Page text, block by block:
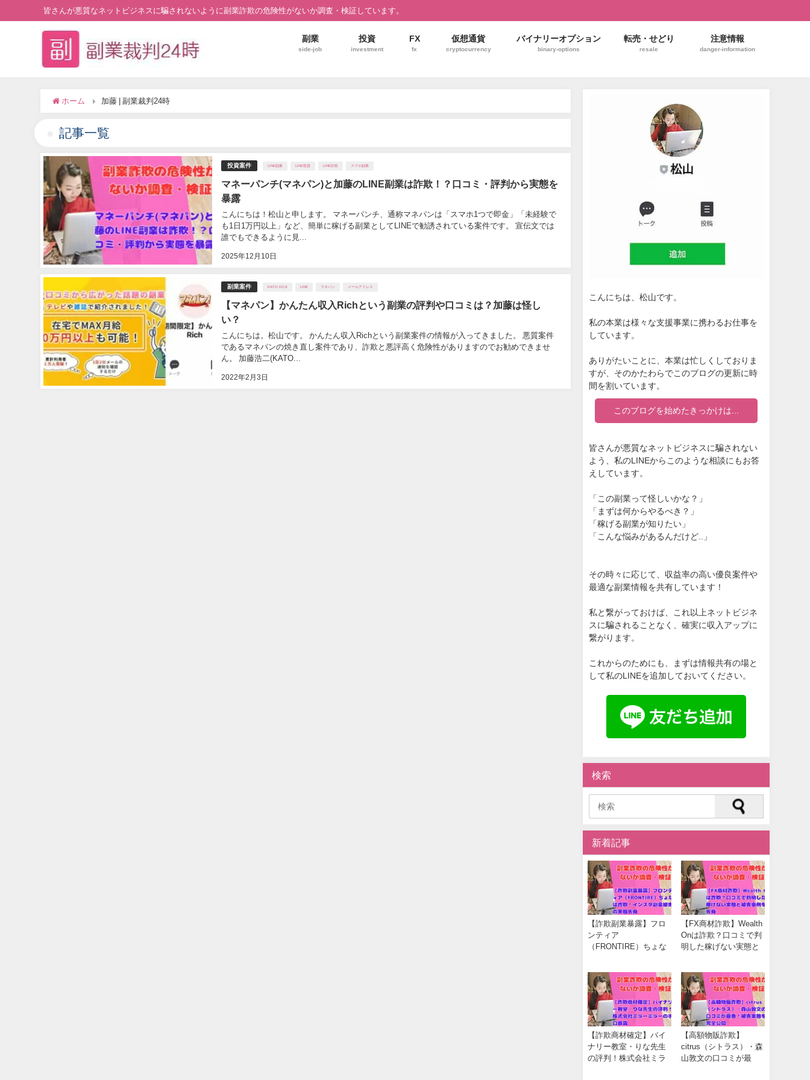
皆さんが悪質なネットビジネスに騙されないように副業詐欺の危険性がないか調査・検証しています。
副業
side-job
投資
investment
FX
fx
仮想通貨
cryptocurrency
バイナリーオプション
binary-options
転売・せどり
resale
注意情報
danger-information
ホーム 加藤 | 副業裁判24時
記事一覧
投資案件 LINE副業 LINE投資 LINE詐欺 スマホ副業
マネーパンチ(マネパン)と加藤のLINE副業は詐欺！？口コミ・評判から実態を
暴露
2025年12月10日
こんにちは！松山と申します。 マネーパンチ、通称マネパンは「スマホ1つで即金」「未経験で
も1日1万円以上」など、簡単に稼げる副業としてLINEで勧誘されている案件です。 宣伝文では
誰でもできるように見...
副業案件 KATO KOJI LINE マネパン メールアドレス
【マネパン】かんたん収入Richという副業の評判や口コミは？加藤は怪し
い？
2022年2月3日
こんにちは。松山です。 かんたん収入Richという副業案件の情報が入ってきました。 悪質案件
であるマネパンの焼き直し案件であり、詐欺と悪評高く危険性がありますのでお勧めできませ
ん。 加藤浩二(KATO...
こんにちは、松山です。
私の本業は様々な支援事業に携わるお仕事を
しています。
ありがたいことに、本業は忙しくしておりま
すが、そのかたわらでこのブログの更新に時
間を割いています。
このブログを始めたきっかけは...
皆さんが悪質なネットビジネスに騙されない
よう、私のLINEからこのような相談にもお答
えしています。
「この副業って怪しいかな？」
「まずは何からやるべき？」
「稼げる副業が知りたい」
「こんな悩みがあるんだけど..」
その時々に応じて、収益率の高い優良案件や
最適な副業情報を共有しています！
私と繋がっておけば、これ以上ネットビジネ
スに騙されることなく、確実に収入アップに
繋がります。
これからのためにも、まずは情報共有の場と
して私のLINEを追加しておいてください。
検索
新着記事
【詐欺副業暴露】フロ
ンティア
（FRONTIRE）ちょな
【FX商材詐欺】Wealth
Onは詐欺？口コミで判
明した稼げない実態と
【詐欺商材確定】バイ
ナリー教室・りな先生
の評判！株式会社ミラ
【高額物販詐欺】
citrus（シトラス）・森
山敦文の口コミが最